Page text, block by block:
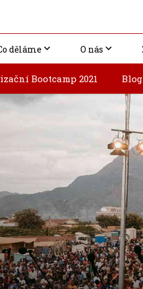
děláme O nás
Bootcamp 2021